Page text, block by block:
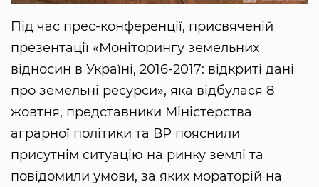
Під час прес-конференції, присвяченій
презентації «Моніторингу земельних
відносин в Україні, 2016-2017: відкриті дані
про земельні ресурси», яка відбулася 8
жовтня, представники Міністерства
аграрної політики та ВР пояснили
присутнім ситуацію на ринку землі та
повідомили умови, за яких мораторій на